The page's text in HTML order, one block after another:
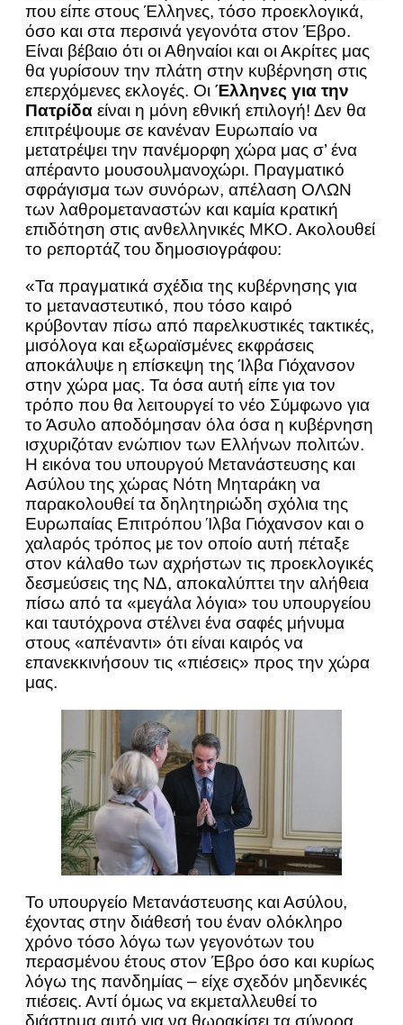
που είπε στους Έλληνες, τόσο προεκλογικά,
όσο και στα περσινά γεγονότα στον Έβρο.
Είναι βέβαιο ότι οι Αθηναίοι και οι Ακρίτες μας
θα γυρίσουν την πλάτη στην κυβέρνηση στις
επερχόμενες εκλογές. Οι Έλληνες για την
Πατρίδα είναι η μόνη εθνική επιλογή! Δεν θα
επιτρέψουμε σε κανέναν Ευρωπαίο να
μετατρέψει την πανέμορφη χώρα μας σ’ ένα
απέραντο μουσουλμανοχώρι. Πραγματικό
σφράγισμα των συνόρων, απέλαση ΟΛΩΝ
των λαθρομεταναστών και καμία κρατική
επιδότηση στις ανθελληνικές ΜΚΟ. Ακολουθεί
το ρεπορτάζ του δημοσιογράφου:
«Τα πραγματικά σχέδια της κυβέρνησης για
το μεταναστευτικό, που τόσο καιρό
κρύβονταν πίσω από παρελκυστικές τακτικές,
μισόλογα και εξωραϊσμένες εκφράσεις
αποκάλυψε η επίσκεψη της Ίλβα Γιόχανσον
στην χώρα μας. Τα όσα αυτή είπε για τον
τρόπο που θα λειτουργεί το νέο Σύμφωνο για
το Άσυλο αποδόμησαν όλα όσα η κυβέρνηση
ισχυριζόταν ενώπιον των Ελλήνων πολιτών.
Η εικόνα του υπουργού Μετανάστευσης και
Ασύλου της χώρας Νότη Μηταράκη να
παρακολουθεί τα δηλητηριώδη σχόλια της
Ευρωπαίας Επιτρόπου Ίλβα Γιόχανσον και ο
χαλαρός τρόπος με τον οποίο αυτή πέταξε
στον κάλαθο των αχρήστων τις προεκλογικές
δεσμεύσεις της ΝΔ, αποκαλύπτει την αλήθεια
πίσω από τα «μεγάλα λόγια» του υπουργείου
και ταυτόχρονα στέλνει ένα σαφές μήνυμα
στους «απέναντι» ότι είναι καιρός να
επανεκκινήσουν τις «πιέσεις» προς την χώρα
μας.
Το υπουργείο Μετανάστευσης και Ασύλου,
έχοντας στην διάθεσή του έναν ολόκληρο
χρόνο τόσο λόγω των γεγονότων του
περασμένου έτους στον Έβρο όσο και κυρίως
λόγω της πανδημίας – είχε σχεδόν μηδενικές
πιέσεις. Αντί όμως να εκμεταλλευθεί το
διάστημα αυτό για να θωρακίσει τα σύνορα